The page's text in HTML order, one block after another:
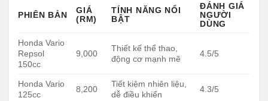
PHIÊN BẢN
GIÁ
(RM)
TÍNH NĂNG NỔI
BẬT
ĐÁNH GIÁ
NGƯỜI
DÙNG
Honda Vario
Repsol
150cc
9,000
Thiết kế thể thao,
động cơ mạnh mẽ
4.5/5
Honda Vario
125cc
8,200
Tiết kiệm nhiên liệu,
dễ điều khiển
4.3/5